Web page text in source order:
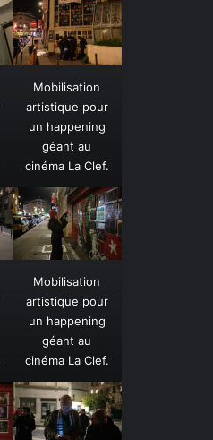
Mobilisation
artistique pour
un happening
géant au
cinéma La Clef.
Mobilisation
artistique pour
un happening
géant au
cinéma La Clef.